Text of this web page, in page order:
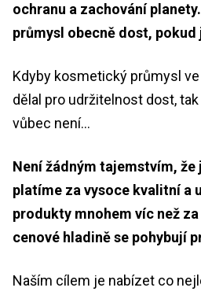
ochranu a zachování
průmysl obecně dost,
Kdyby kosmetický průmysl
dělal pro udržitelnost dost,
vůbec není…
Není žádným tajemstvím,
platíme za vysoce kvalitní a
produkty mnohem víc než
cenové hladině se pohybují
Naším cílem je nabízet co